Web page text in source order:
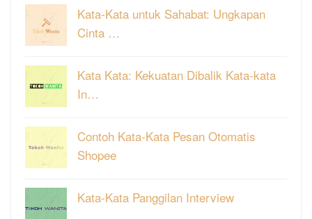
Kata-Kata untuk Sahabat: Ungkapan
Cinta …
Kata Kata: Kekuatan Dibalik Kata-kata
In…
Contoh Kata-Kata Pesan Otomatis
Shopee
Kata-Kata Panggilan Interview